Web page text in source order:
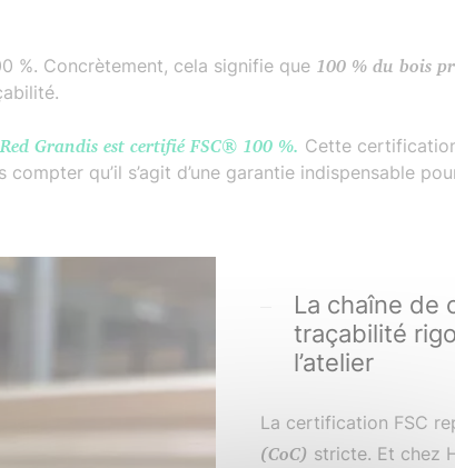
%. Concrètement, cela signifie que 100 % du bois
Grandis est certifié FSC® 100 %.
Cette
compter qu’il s’agit d’une garantie indispensable
La chaîne de
traçabilité
l’atelier
La certification FSC
(CoC) stricte. Et chez